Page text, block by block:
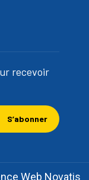
recevoir
S’abonner
Web Novatis